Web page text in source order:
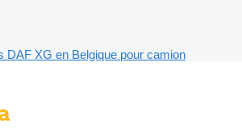
DAF XG en Belgique pour camion